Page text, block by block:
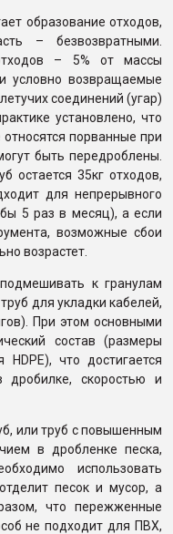
образование отходов,
– безвозвратными.
– 5% от массы
условно возвращаемые
соединений (угар)
установлено, что
порванные при
быть передроблены.
остается 35кг отходов,
для непрерывного
5 раз в месяц), а если
возможные сбои
возрастет.
к гранулам
для укладки кабелей,
При этом основными
состав (размеры
что достигается
дробилке, скоростью и
или труб с повышенным
в дробленке песка,
использовать
песок и мусор, а
что пережженные
не подходит для ПВХ,